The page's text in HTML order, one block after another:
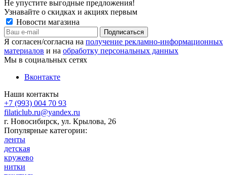
Не упустите выгодные предложения!
Узнавайте о скидках и акциях первым
Новости магазина
Я согласен/согласна на получение рекламно-информационных
материалов и на обработку персональных данных
Мы в социальных сетях
Вконтакте
Наши контакты
+7 (993) 004 70 93
filaticlub.ru@yandex.ru
г. Новосибирск, ул. Крылова, 26
Популярные категории:
ленты
детская
кружево
нитки